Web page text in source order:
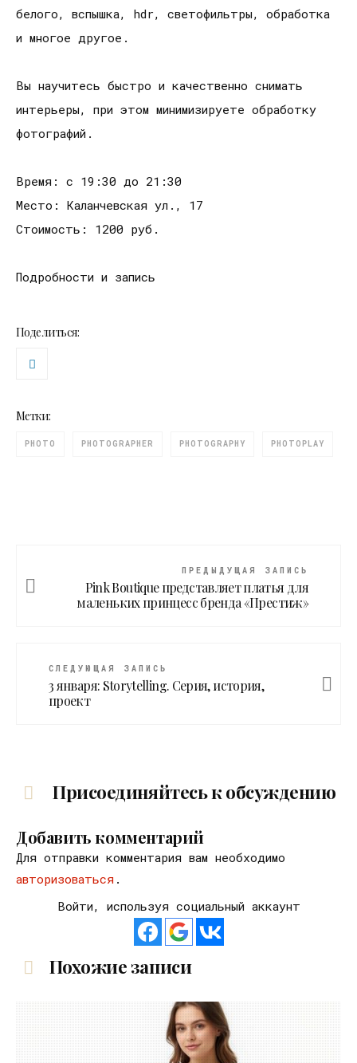
белого, вспышка, hdr, светофильтры, обработка
и многое другое.
Вы научитесь быстро и качественно снимать
интерьеры, при этом минимизируете обработку
фотографий.
Время: с 19:30 до 21:30
Место: Каланчевская ул., 17
Стоимость: 1200 руб.
Подробности и запись
Поделиться:
Метки:
PHOTO PHOTOGRAPHER PHOTOGRAPHY PHOTOPLAY
ПРЕДЫДУЩАЯ ЗАПИСЬ
Pink Boutique представляет платья для
маленьких принцесс бренда «Престиж»
СЛЕДУЮЩАЯ ЗАПИСЬ
3 января: Storytelling. Серия, история,
проект
Присоединяйтесь к обсуждению
Добавить комментарий
Для отправки комментария вам необходимо
авторизоваться .
Войти, используя социальный аккаунт
Похожие записи